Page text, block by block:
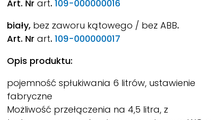
Art. Nr art. 109-000000016
biały, bez zaworu kątowego / bez ABB.
Art. Nr art. 109-000000017
Opis produktu:
pojemność spłukiwania 6 litrów, ustawienie
fabryczne
Możliwość przełączenia na 4,5 litra, z